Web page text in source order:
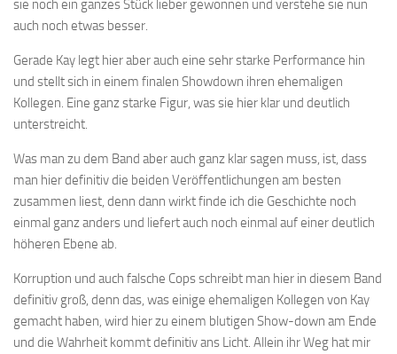
sie noch ein ganzes Stück lieber gewonnen und verstehe sie nun
auch noch etwas besser.
Gerade Kay legt hier aber auch eine sehr starke Performance hin
und stellt sich in einem finalen Showdown ihren ehemaligen
Kollegen. Eine ganz starke Figur, was sie hier klar und deutlich
unterstreicht.
Was man zu dem Band aber auch ganz klar sagen muss, ist, dass
man hier definitiv die beiden Veröffentlichungen am besten
zusammen liest, denn dann wirkt finde ich die Geschichte noch
einmal ganz anders und liefert auch noch einmal auf einer deutlich
höheren Ebene ab.
Korruption und auch falsche Cops schreibt man hier in diesem Band
definitiv groß, denn das, was einige ehemaligen Kollegen von Kay
gemacht haben, wird hier zu einem blutigen Show-down am Ende
und die Wahrheit kommt definitiv ans Licht. Allein ihr Weg hat mir